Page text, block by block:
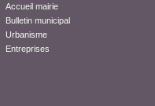
Accueil mairie
Bulletin municipal
Urbanisme
Entreprises